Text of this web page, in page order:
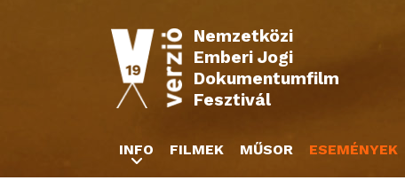
Nemzetközi
Emberi Jogi
Dokumentumfilm
Fesztivál
INFO FILMEK MŰSOR ESEMÉNYEK